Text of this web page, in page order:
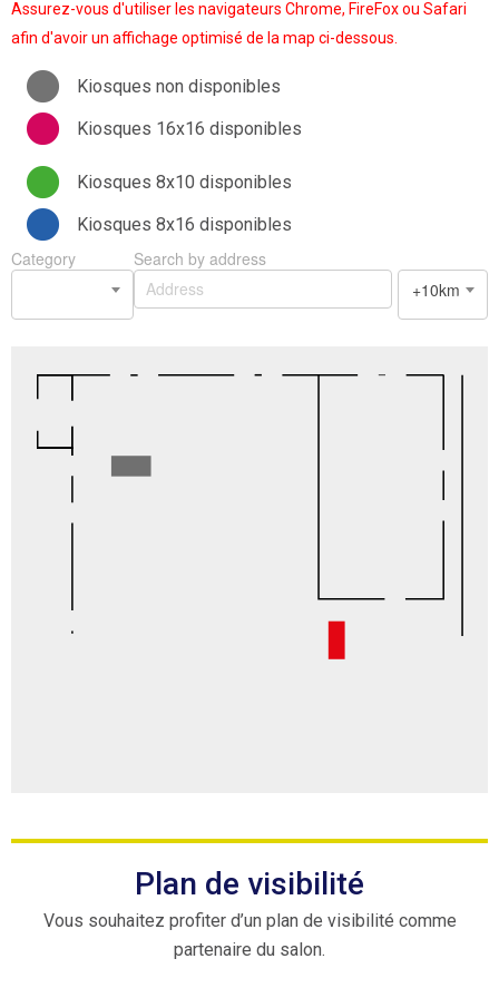
Assurez-vous d'utiliser les navigateurs Chrome, FireFox ou Safari
afin d'avoir un affichage optimisé de la map ci-dessous.
Kiosques non disponibles
Kiosques 16x16 disponibles
Kiosques 8x10 disponibles
Kiosques 8x16 disponibles
Category
Search by address
+10km
Plan de visibilité
Vous souhaitez profiter d’un plan de visibilité comme
partenaire du salon.